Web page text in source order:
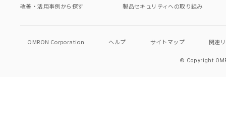
改善・活用事例から探す
製品セキュリティへの取り組み
OMRON Corporation ヘルプ サイトマップ 関連
© Copyright